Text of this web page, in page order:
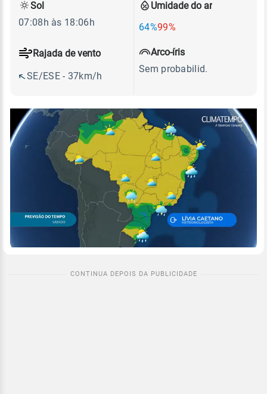
Umidade do ar
64%99%
Rajada de vento
SE/ESE - 37km/h
Sol
07:08h às 18:06h
Arco-íris
Sem probabilid.